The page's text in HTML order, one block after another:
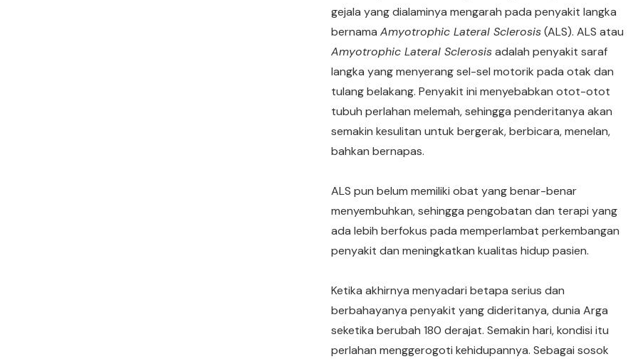
gejala yang dialaminya mengarah pada penyakit langka
bernamaAmyotrophic Lateral Sclerosis(ALS).ALS atau
Amyotrophic Lateral Sclerosisadalah penyakit saraf
langka yang menyerang sel-sel motorik pada otak dan
tulang belakang. Penyakit ini menyebabkan otot-otot
tubuh perlahan melemah, sehingga penderitanya akan
semakin kesulitan untuk bergerak, berbicara, menelan,
bahkan bernapas.
ALS pun belum memiliki obat yang benar-benar
menyembuhkan, sehingga pengobatan dan terapi yang
ada lebih berfokus pada memperlambat perkembangan
penyakit dan meningkatkan kualitas hidup pasien.
Ketika akhirnya menyadari betapa serius dan
berbahayanya penyakit yang dideritanya, dunia Arga
seketika berubah 180 derajat. Semakin hari, kondisi itu
perlahan menggerogoti kehidupannya. Sebagai sosok